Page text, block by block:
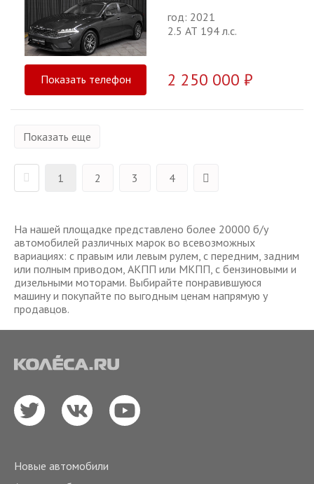
год: 2021
2.5 АТ 194 л.с.
Показать телефон 2 250 000 ₽
Показать еще
1 2 3 4
На нашей площадке представлено более 20000 б/у
автомобилей различных марок во всевозможных
вариациях: с правым или левым рулем, с передним, задним
или полным приводом, АКПП или МКПП, с бензиновыми и
дизельными моторами. Выбирайте понравившуюся
машину и покупайте по выгодным ценам напрямую у
продавцов.
Новые автомобили